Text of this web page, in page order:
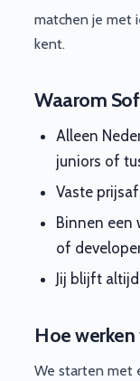
matchen je met
kent.
Waarom
Alleen
juniors of
Vaste
Binnen een
of
Jij blijft
Hoe werken
We starten met